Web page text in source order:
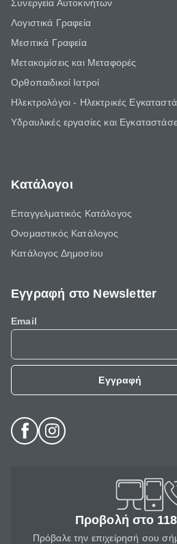
Συνεργεία Αυτοκινήτων
Λογιστικά Γραφεία
Μεσιτικά Γραφεία
Μετακομίσεις και Μεταφορές
Ορθοπαιδικοί Ιατροί
Ηλεκτρολόγοι - Ηλεκτρικές
Υδραυλικές εργασίες και
Κατάλογοι
Επαγγελματικός Κατάλογος
Ονομαστικός Κατάλογος
Κατάλογος Δημοσίου
Εγγραφή στο Newsletter
Email
Εγγραφή
Προβολή στο
Πρόβαλε την επιχείρησή σου